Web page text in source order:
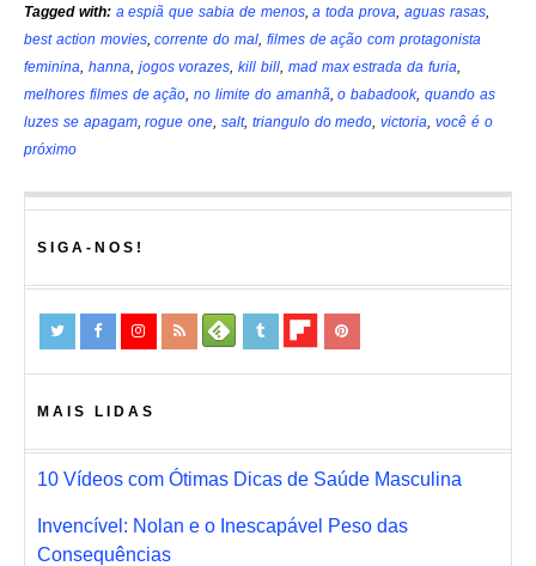
Tagged with: a espiã que sabia de menos,a toda prova aguas rasas,
best action movies,corrente do mal filmes de ação com protagonista
feminina hanna jogos vorazes ,kill bill mad max estrada da furia
melhores filmes de ação ,no limite do amanhã,o babadook,quando as
luzes se apagam,rogue one ,salt, triangulo do medo ,victoria ,você é o
próximo
SIGA-NOS!
MAIS LIDAS
10 Vídeos com Ótimas Dicas de Saúde Masculina
Invencível: Nolan e o Inescapável Peso das
Consequências